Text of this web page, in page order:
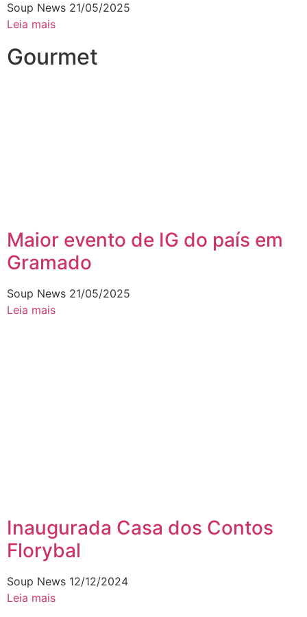
Soup News 21/05/2025
Leia mais
Gourmet
Maior evento de IG do país em
Gramado
Soup News 21/05/2025
Leia mais
Inaugurada Casa dos Contos
Florybal
Soup News 12/12/2024
Leia mais